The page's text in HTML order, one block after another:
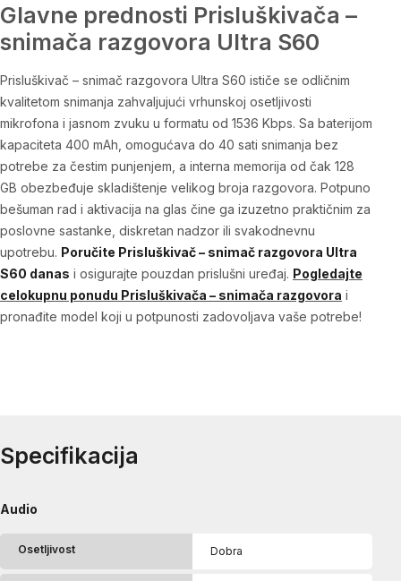
Glavne prednosti Prisluškivača –
snimača razgovora Ultra S60
Prisluškivač – snimač razgovora Ultra S60 ističe se odličnim
kvalitetom snimanja zahvaljujući vrhunskoj osetljivosti
mikrofona i jasnom zvuku u formatu od 1536 Kbps. Sa baterijom
kapaciteta 400 mAh, omogućava do 40 sati snimanja bez
potrebe za čestim punjenjem, a interna memorija od čak 128
GB obezbeđuje skladištenje velikog broja razgovora. Potpuno
bešuman rad i aktivacija na glas čine ga izuzetno praktičnim za
poslovne sastanke, diskretan nadzor ili svakodnevnu
upotrebu. Poručite Prisluškivač – snimač razgovora Ultra
S60 danas i osigurajte pouzdan prislušni uređaj. Pogledajte
celokupnu ponudu Prisluškivača – snimača razgovora i
pronađite model koji u potpunosti zadovoljava vaše potrebe!
Specifikacija
Audio
Osetljivost Dobra